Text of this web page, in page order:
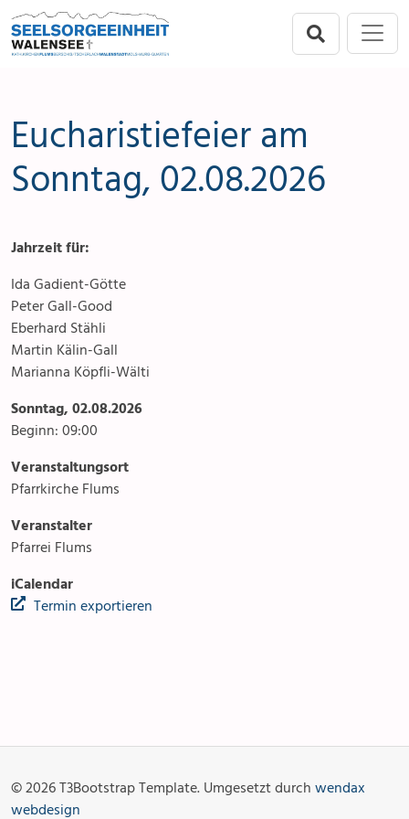
Direkt zur Hauptnavigation springen
Direkt zum Inhalt springen
Eucharistiefeier am
Sonntag, 02.08.2026
Jahrzeit für:
Ida Gadient-Götte
Peter Gall-Good
Eberhard Stähli
Martin Kälin-Gall
Marianna Köpfli-Wälti
Sonntag, 02.08.2026
Beginn: 09:00
Veranstaltungsort
Pfarrkirche Flums
Veranstalter
Pfarrei Flums
iCalendar
Termin exportieren
© 2026 T3Bootstrap Template. Umgesetzt durch wendax
webdesign
Menu
Berschis-Tscherlach
Mols-Murg-Quarten
Seelsorgeeinheit
Angebote & Sakramente
Kontakte
Links
Stellenangebot
Angebot & Sakramente
Aktuelles
Fotogalerie
Links